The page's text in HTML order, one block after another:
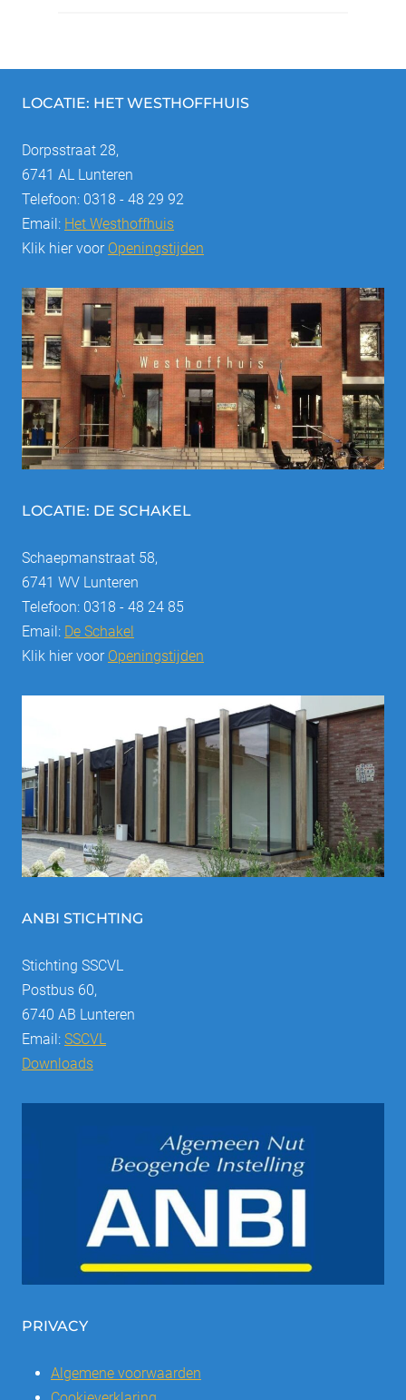
LOCATIE: HET WESTHOFFHUIS
Dorpsstraat 28,
6741 AL Lunteren
Telefoon: 0318 - 48 29 92
Email: Het Westhoffhuis
Klik hier voor Openingstijden
LOCATIE: DE SCHAKEL
Schaepmanstraat 58,
6741 WV Lunteren
Telefoon: 0318 - 48 24 85
Email: De Schakel
Klik hier voor Openingstijden
ANBI STICHTING
Stichting SSCVL
Postbus 60,
6740 AB Lunteren
Email: SSCVL
Downloads
PRIVACY
Algemene voorwaarden